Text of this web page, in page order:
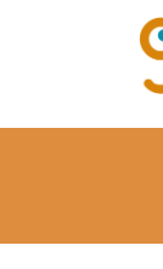
Pasar al